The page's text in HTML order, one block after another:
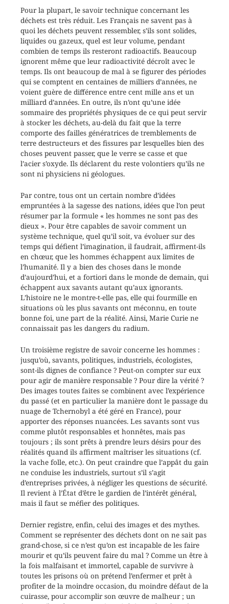
Pour la plupart, le savoir technique concernant les
déchets est très réduit. Les Français ne savent pas à
quoi les déchets peuvent ressembler, s’ils sont solides,
liquides ou gazeux, quel est leur volume, pendant
combien de temps ils resteront radioactifs. Beaucoup
ignorent même que leur radioactivité décroît avec le
temps. Ils ont beaucoup de mal à se figurer des périodes
qui se comptent en centaines de milliers d’années, ne
voient guère de différence entre cent mille ans et un
milliard d’années. En outre, ils n’ont qu’une idée
sommaire des propriétés physiques de ce qui peut servir
à stocker les déchets, au-delà du fait que la terre
comporte des failles génératrices de tremblements de
terre destructeurs et des fissures par lesquelles bien des
choses peuvent passer, que le verre se casse et que
l’acier s’oxyde. Ils déclarent du reste volontiers qu’ils ne
sont ni physiciens ni géologues.
Par contre, tous ont un certain nombre d’idées
empruntées à la sagesse des nations, idées que l’on peut
résumer par la formule « les hommes ne sont pas des
dieux ». Pour être capables de savoir comment un
système technique, quel qu’il soit, va évoluer sur des
temps qui défient l’imagination, il faudrait, affirment-ils
en chœur, que les hommes échappent aux limites de
l’humanité. Il y a bien des choses dans le monde
d’aujourd’hui, et a fortiori dans le monde de demain, qui
échappent aux savants autant qu’aux ignorants.
L’histoire ne le montre-t-elle pas, elle qui fourmille en
situations où les plus savants ont méconnu, en toute
bonne foi, une part de la réalité. Ainsi, Marie Curie ne
connaissait pas les dangers du radium.
Un troisième registre de savoir concerne les hommes :
jusqu’où, savants, politiques, industriels, écologistes,
sont-ils dignes de confiance ? Peut-on compter sur eux
pour agir de manière responsable ? Pour dire la vérité ?
Des images toutes faites se combinent avec l’expérience
du passé (et en particulier la manière dont le passage du
nuage de Tchernobyl a été géré en France), pour
apporter des réponses nuancées. Les savants sont vus
comme plutôt responsables et honnêtes, mais pas
toujours ; ils sont prêts à prendre leurs désirs pour des
réalités quand ils affirment maîtriser les situations (cf.
la vache folle, etc.). On peut craindre que l’appât du gain
ne conduise les industriels, surtout s’il s’agit
d’entreprises privées, à négliger les questions de sécurité.
Il revient à l’État d’être le gardien de l’intérêt général,
mais il faut se méfier des politiques.
Dernier registre, enfin, celui des images et des mythes.
Comment se représenter des déchets dont on ne sait pas
grand-chose, si ce n’est qu’on est incapable de les faire
mourir et qu’ils peuvent faire du mal ? Comme un être à
la fois malfaisant et immortel, capable de survivre à
toutes les prisons où on prétend l’enfermer et prêt à
profiter de la moindre occasion, du moindre défaut de la
cuirasse, pour accomplir son œuvre de malheur ; un